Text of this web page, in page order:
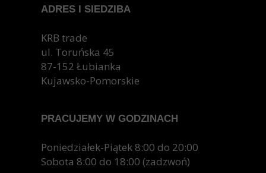
PRACUJEMY W GODZINACH
Poniedziałek-Piątek 8:00 do 20:00
Sobota 8:00 do 18:00 (zadzwoń)
ADRES I SIEDZIBA
KRB trade
ul. Toruńska 45
87-152 Łubianka
Kujawsko-Pomorskie
Długa żywotność:Drzwi z pianką
konieczności wymiany.
Ochrona środowiska:
pianką poliuretanową, przyczyniasz się do
ochrony środowiska.
Podsumowanie
przyszłość. Dzięki swoim wyjątkowym właściwościom
zapewniają komfort, bezpieczeństwo i trwałość. Jeśli